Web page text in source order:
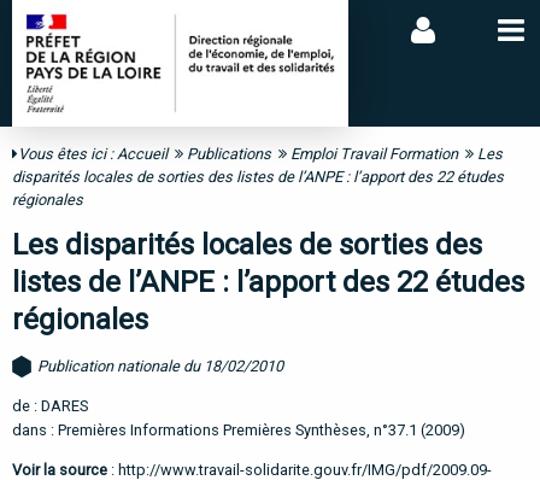
Vous êtes ici :Accueil Publications Emploi Travail Formation
Les
disparités locales de sorties des listes de l’ANPE : l’apport des 22 études
régionales
Les disparités locales de sorties des
listes de l’ANPE : l’apport des 22 études
régionales
Publication nationale du 18/02/2010
de : DARES
dans : Premières Informations Premières Synthèses, n°37.1 (2009)
Voir la source : http://www.travail-solidarite.gouv.fr/IMG/pdf/2009.09-